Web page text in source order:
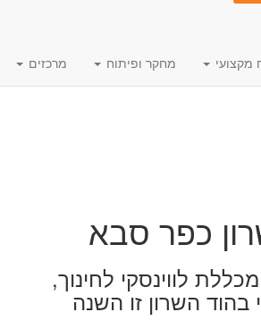
מקצועי מחקר ופיתוח מרכזים
כפר סבא
לווינסקי לחי­נוך,
השרון זו השנה